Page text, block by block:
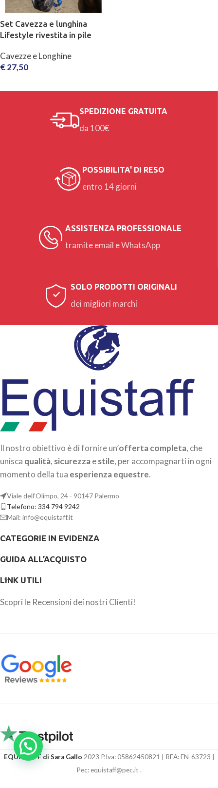
Set Cavezza e lunghina
Lifestyle rivestita in pile
Cavezze e Longhine
€27,50
SPEDIZIONE GRATUITA
da 100€
POSSIBILITA' DI RESO
entro 14 giorni
ASSISTENZA PROFESSIONALE
tramite email e WhatsApp
SOLO PRODOTTI ORIGINALI
dei migliori marchi
Il nostro obiettivo è di fornire un’offerta completa, che
unisca qualità, sicurezzaestile, per accompagnarti in ogni
momento della tua esperienza equestre.
Viale dell'Olimpo, 24 - 90147 Palermo
Telefono: 334 794 9242
Mail: info@equistaff.it
CATEGORIE IN EVIDENZA
GUIDA ALL’ACQUISTO
LINK UTILI
Scopri le Recensioni dei nostri Clienti!
EQUISTAFF di Sara Gallo 2023 P.Iva: 05862450821 | REA: EN-63723 |
Pec: equistaff@pec.it .